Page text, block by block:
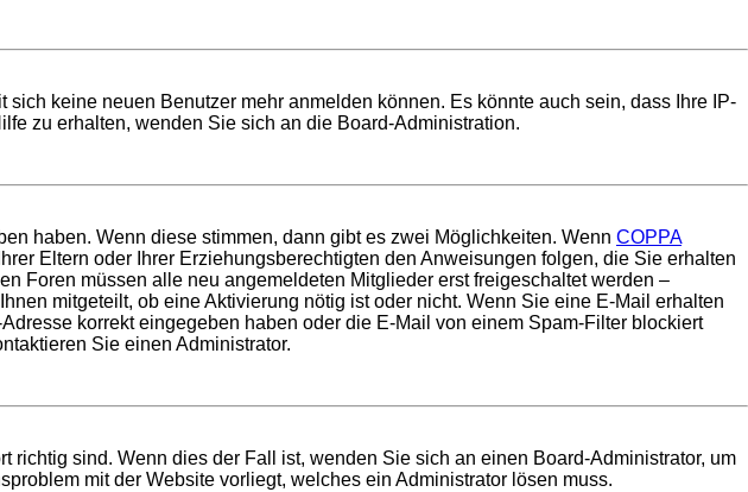
keine neuen Benutzer mehr anmelden können. Es könnte auch sein, dass Ihre IP-
zu erhalten, wenden Sie sich an die Board-Administration.
haben. Wenn diese stimmen, dann gibt es zwei Möglichkeiten. Wenn COPPA
Eltern oder Ihrer Erziehungsberechtigten den Anweisungen folgen, die Sie erhalten
Foren müssen alle neu angemeldeten Mitglieder erst freigeschaltet werden –
mitgeteilt, ob eine Aktivierung nötig ist oder nicht. Wenn Sie eine E-Mail erhalten
korrekt eingegeben haben oder die E-Mail von einem Spam-Filter blockiert
Sie einen Administrator.
sind. Wenn dies der Fall ist, wenden Sie sich an einen Board-Administrator, um
mit der Website vorliegt, welches ein Administrator lösen muss.